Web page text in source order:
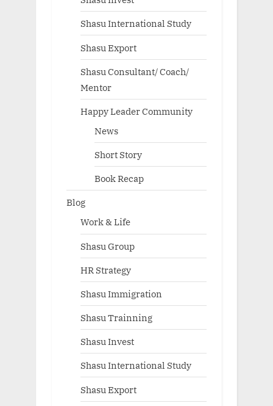
Shasu International Study
Shasu Export
Shasu Consultant/ Coach/
Mentor
Happy Leader Community
News
Short Story
Book Recap
Blog
Work & Life
Shasu Group
HR Strategy
Shasu Immigration
Shasu Trainning
Shasu Invest
Shasu International Study
Shasu Export